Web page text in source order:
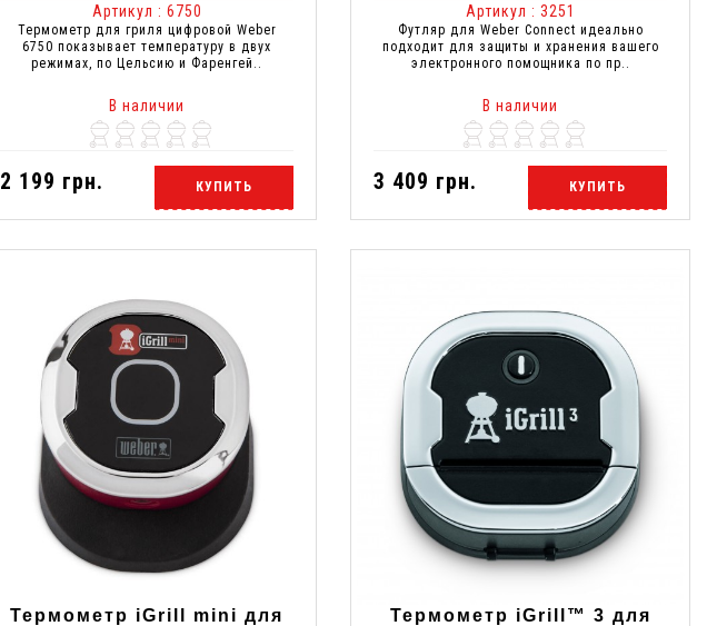
Артикул : 6750
Термометр для гриля цифровой Weber
6750 показывает температуру в двух
режимах, по Цельсию и Фаренгей..
В наличии
2 199 грн. КУПИТЬ
Артикул : 3251
Футляр для Weber Connect идеально
подходит для защиты и хранения вашего
электронного помощника по пр..
В наличии
3 409 грн. КУПИТЬ
Термометр іGrill mini для
Термометр iGrill™ 3 для